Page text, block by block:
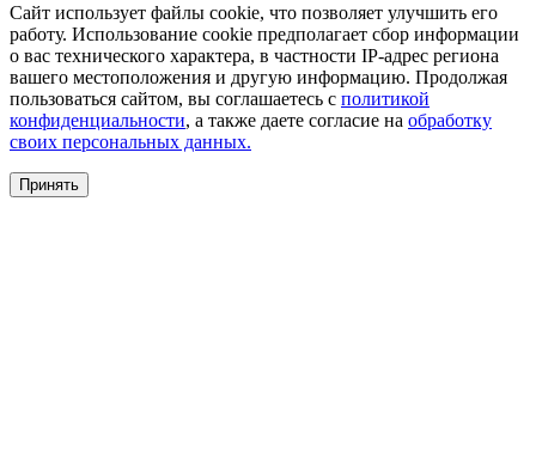
Сайт использует файлы cookie, что позволяет улучшить его
работу. Использование cookie предполагает сбор информации
о вас технического характера, в частности IP-адрес региона
вашего местоположения и другую информацию. Продолжая
пользоваться сайтом, вы соглашаетесь с политикой
конфиденциальности, а также даете согласие на обработку
своих персональных данных.
Принять